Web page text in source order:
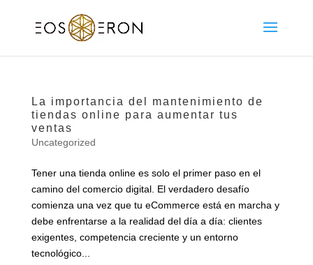
La importancia del mantenimiento de
tiendas online para aumentar tus
ventas
Uncategorized
Tener una tienda online es solo el primer paso en el
camino del comercio digital. El verdadero desafío
comienza una vez que tu eCommerce está en marcha y
debe enfrentarse a la realidad del día a día: clientes
exigentes, competencia creciente y un entorno
tecnológico...